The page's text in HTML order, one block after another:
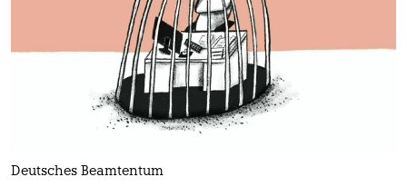
Deutsches Beamtentum